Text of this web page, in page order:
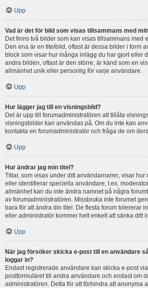
Upp
Vad är det för bild som visas tillsammans med
Det finns två bilder som kan visas tillsammans med
Den ena är en titelbild, oftast är dessa bilder i form
block som visar hur många inlägg du har gjort eller
andra bilden, oftast är den större, är känd som en
allmänhet unik eller personlig för varje användare.
Upp
Hur lägger jag till en visningsbild?
Det är upp till forumadministratören att tillåta
visningsbilder kan användas på. Om du inte kan
kontakta en forumadministratör och fråga de om
Upp
Hur ändrar jag min titel?
Titlar, som visas under ditt användarnamn, visar
eller identifierar speciella användare, t.ex.
allmänhet kan du inte ändra namnet på några
av forumadministratören. Missbruka inte forumet
bara för att ändra din titel. De flesta forum tolererar
eller administratör kommer helt enkelt att sänka ditt
Upp
När jag försöker skicka e-post till en användare
loggar in?
Endast registrerade användare kan skicka e-post
postformuläret till andra användare och endast om
administratören. Detta för att förhindra att anonyma